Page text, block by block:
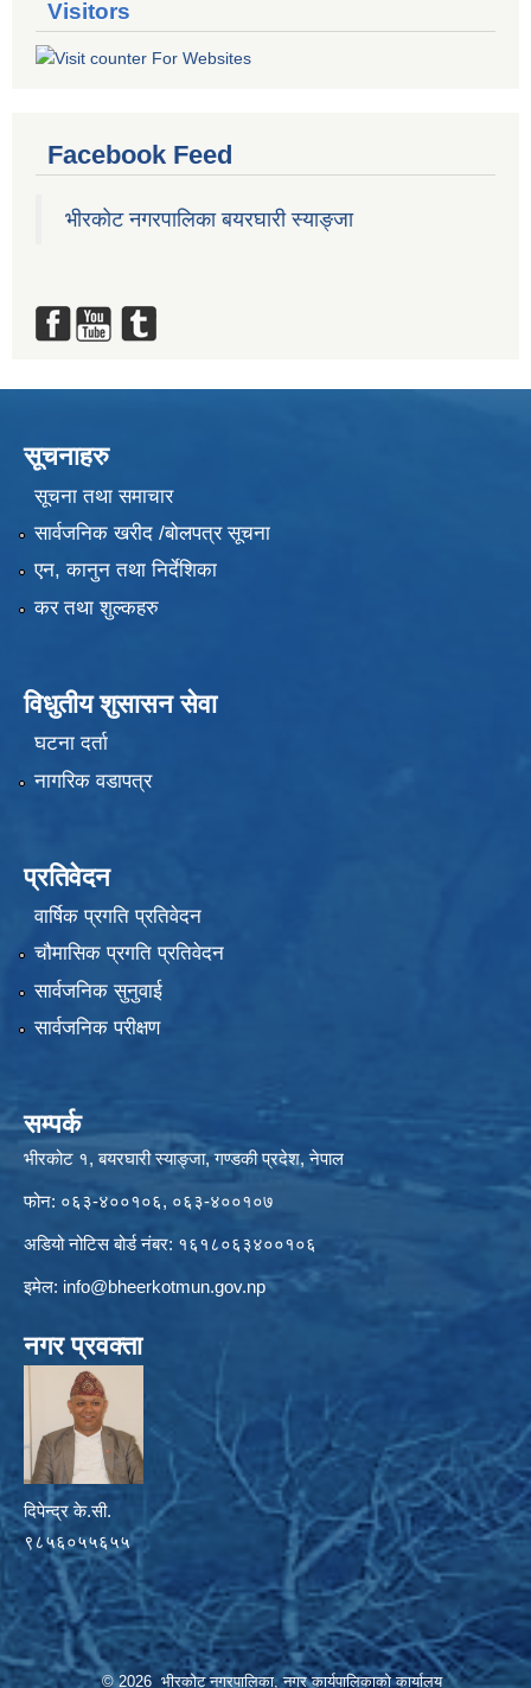
Visitors
Facebook Feed
भीरकोट नगरपालिका बयरघारी स्याङ्जा
सूचनाहरु
सूचना तथा समाचार
सार्वजनिक खरीद /बोलपत्र सूचना
एन, कानुन तथा निर्देशिका
कर तथा शुल्कहरु
विधुतीय शुसासन सेवा
घटना दर्ता
नागरिक वडापत्र
प्रतिवेदन
वार्षिक प्रगति प्रतिवेदन
चौमासिक प्रगति प्रतिवेदन
सार्वजनिक सुनुवाई
सार्वजनिक परीक्षण
सम्पर्क
भीरकोट १, बयरघारी स्याङ्जा, गण्डकी प्रदेश, नेपाल
फोन: ०६३-४००१०६, ०६३-४००१०७
अडियो नोटिस बोर्ड नंबर: १६१८०६३४००१०६
इमेल: info@bheerkotmun.gov.np
नगर प्रवक्ता
दिपेन्द्र के.सी.
९८५६०५५६५५
© 2026 भीरकोट नगरपालिका, नगर कार्यपालिकाको कार्यालय